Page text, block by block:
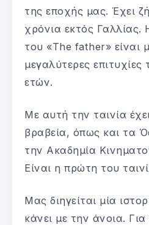
της εποχής μας. Έχει
χρόνια εκτός
του «The father» είναι
μεγαλύτερες
ετών.
Με αυτή την ταινία
βραβεία, όπως και τα
την Ακαδημία
Είναι η πρώτη του
Μας διηγείται μία
κάνει με την άνοια.